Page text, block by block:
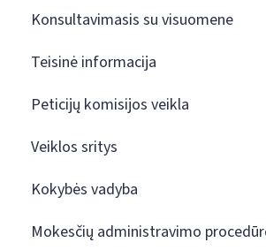
Konsultavimasis su visuomene
Teisinė informacija
Peticijų komisijos veikla
Veiklos sritys
Kokybės vadyba
Mokesčių administravimo